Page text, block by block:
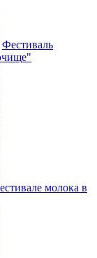
Фестиваль
молока в